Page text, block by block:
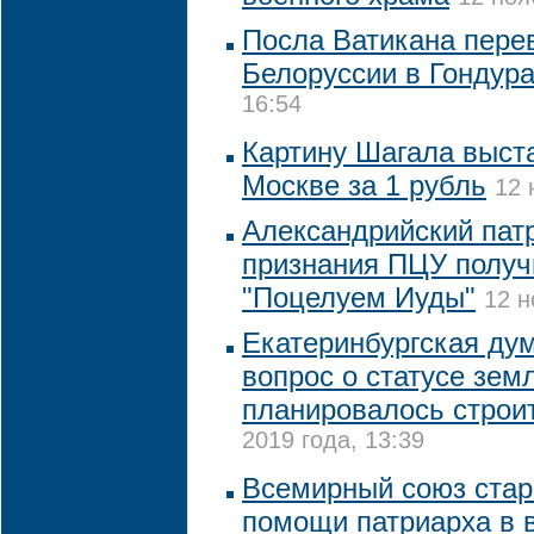
Посла Ватикана
Белоруссии в
16:54
Картину Шагала
Москве за 1 рубль 12
Александрийский
признания ПЦУ
"Поцелуем Иуды" 12
Екатеринбургская
вопрос о статусе
планировалось
2019 года, 13:39
Всемирный союз
помощи патриарха в